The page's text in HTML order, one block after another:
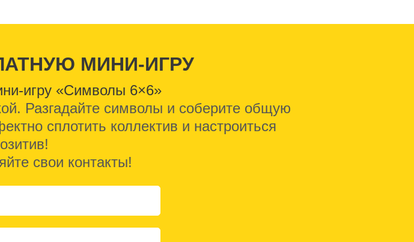
игру «Символы 6×6»
Разгадайте символы и соберите общую
сплотить коллектив и настроиться
свои контакты!
МИНИ-ИГРУ